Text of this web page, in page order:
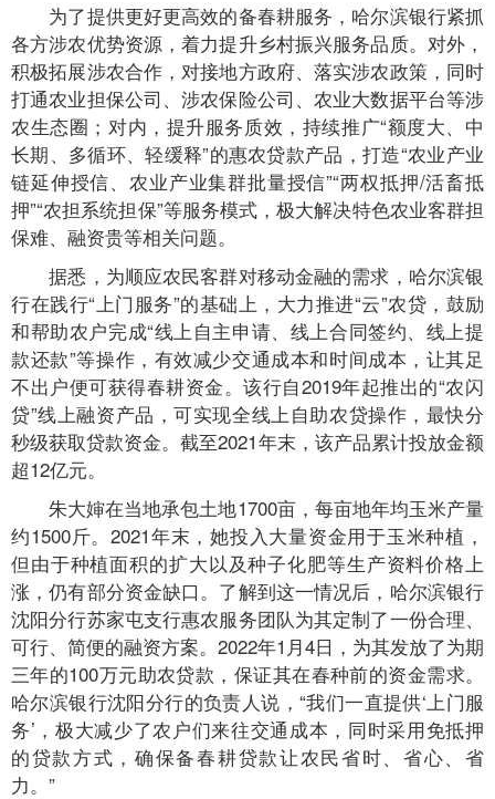
为了提供更好更高效的备春耕服务，哈尔滨银行紧抓
各方涉农优势资源，着力提升乡村振兴服务品质。对外，
积极拓展涉农合作，对接地方政府、落实涉农政策，同时
打通农业担保公司、涉农保险公司、农业大数据平台等涉
农生态圈；对内，提升服务质效，持续推广“额度大、中
长期、多循环、轻缓释”的惠农贷款产品，打造“农业产业
链延伸授信、农业产业集群批量授信”“两权抵押/活畜抵
押”“农担系统担保”等服务模式，极大解决特色农业客群担
保难、融资贵等相关问题。
据悉，为顺应农民客群对移动金融的需求，哈尔滨银
行在践行“上门服务”的基础上，大力推进“云”农贷，鼓励
和帮助农户完成“线上自主申请、线上合同签约、线上提
款还款”等操作，有效减少交通成本和时间成本，让其足
不出户便可获得春耕资金。该行自2019年起推出的“农闪
贷”线上融资产品，可实现全线上自助农贷操作，最快分
秒级获取贷款资金。截至2021年末，该产品累计投放金额
超12亿元。
朱大婶在当地承包土地1700亩，每亩地年均玉米产量
约1500斤。2021年末，她投入大量资金用于玉米种植，
但由于种植面积的扩大以及种子化肥等生产资料价格上
涨，仍有部分资金缺口。了解到这一情况后，哈尔滨银行
沈阳分行苏家屯支行惠农服务团队为其定制了一份合理、
可行、简便的融资方案。2022年1月4日，为其发放了为期
三年的100万元助农贷款，保证其在春种前的资金需求。
哈尔滨银行沈阳分行的负责人说，“我们一直提供‘上门服
务’，极大减少了农户们来往交通成本，同时采用免抵押
的贷款方式，确保备春耕贷款让农民省时、省心、省
力。”